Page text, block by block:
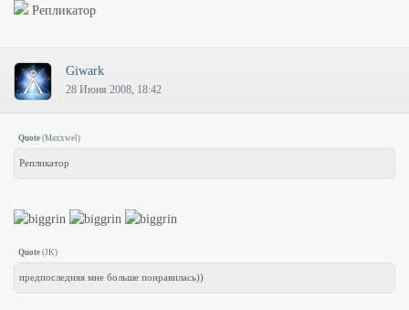
Репликатор
Giwark
28 Июня 2008, 18:42
Quote (Maxxwel)
Репликатор
Quote (JK)
предпоследняя мне больше понравилась))